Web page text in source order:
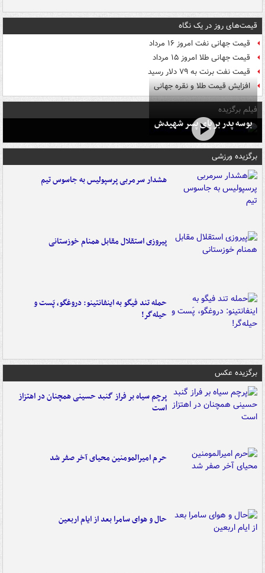
قیمت‌های روز در یک نگاه
قیمت جهانی نفت امروز ۱۶ مرداد
قیمت جهانی طلا امروز ۱۵ مرداد
قیمت نفت برنت به ۷۹ دلار رسید
افزایش قیمت طلا و نقره جهانی
فیلم برگزیده
بوسه‌ پدر بر پای پسر شهیدش
برگزیده ورزشی
هشدار سرمربی پرسپولیس به جاسوس تیم
پیروزی استقلال مقابل همنام خوزستانی
حمله تند فیگو به اینفانتینو: دروغگو، پَست‌ و
حیله‌گر!
برگزیده عکس
پرچم سیاه بر فراز گنبد حسینی همچنان در اهتزاز
است
حرم امیرالمومنین محیای آخر صفر شد
حال و هوای سامرا بعد از ایام اربعین